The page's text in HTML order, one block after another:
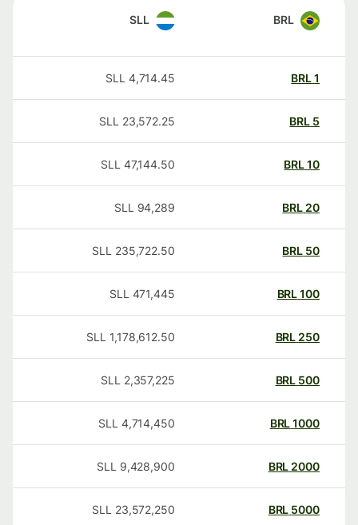
BRL
SLL
BRL
4,714.45
SLL
BRL
23,572.25
SLL
BRL
47,144.50
SLL
20
BRL
94,289
SLL
50
BRL
235,722.50
SLL
100
BRL
471,445
SLL
250
BRL
1,178,612.50
SLL
500
BRL
2,357,225
SLL
1000
BRL
4,714,450
SLL
2000
BRL
9,428,900
SLL
5000
BRL
23,572,250
SLL